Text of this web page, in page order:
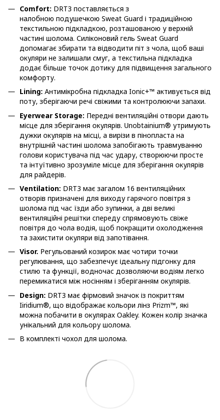
Comfort: DRT3 поставляється з
налобною подушечкою Sweat Guard і традиційною
текстильною підкладкою, розташованою у верхній
частині шолома. Силіконовий гель Sweat Guard
допомагає збирати та відводити піт з чола, щоб ваші
окуляри не залишали смуг, а текстильна підкладка
додає більше точок дотику для підвищення загального
комфорту.
Lining: Антимікробна підкладка Ionic+™ активується від
поту, зберігаючи речі свіжими та контролюючи запахи.
Eyerwear Storage: Передні вентиляційні отвори дають
місце для зберігання окулярів. Unobtainium® утримують
дужки окулярів на місці, а вирізи в пінопласта на
внутрішній частині шолома запобігають травмуванню
голови користувача під час удару, створюючи просте
та інтуїтивно зрозуміле місце для зберігання окулярів
для райдерів.
Ventilation: DRT3 має загалом 16 вентиляційних
отворів призначені для виходу гарячого повітря з
шолома під час їзди або зупинки, а дві великі
вентиляційні решітки спереду спрямовують свіже
повітря до чола водія, щоб покращити охолодження
та захистити окуляри від запотівання.
Visor. Регульований козирок має чотири точки
регулювання, що забезпечує ідеальну підгонку для
стилю та функції, водночас дозволяючи водіям легко
перемикатися між носінням і зберіганням окулярів.
Design: DRT3 має фірмовий значок із покриттям
Iiridium®, що відображає кольори лінз Prizm™, які
можна побачити в окулярах Oakley. Кожен колір значка
унікальний для кольору шолома.
В комплекті чохол для шолома.